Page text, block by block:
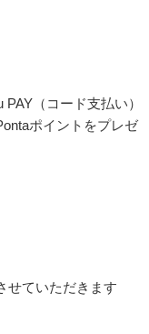
（コード支払い）
ポイントをプレゼ
せていただきます